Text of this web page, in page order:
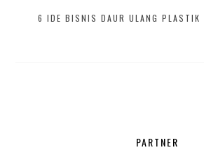
6 IDE BISNIS DAUR ULANG PLASTIK
PARTNER